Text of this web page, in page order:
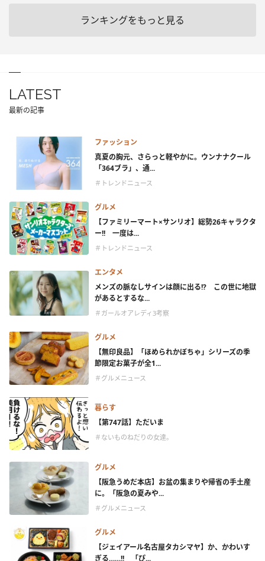
ランキングをもっと見る
LATEST
最新の記事
ファッション
真夏の胸元、さらっと軽やかに。ウンナナクール
「364ブラ」、通...
＃トレンドニュース
グルメ
【ファミリーマート×サンリオ】総勢26キャラクタ
ー!! 一度は...
＃トレンドニュース
エンタメ
メンズの脈なしサインは顔に出る!? この世に地獄
があるとするな...
＃ガールオアレディ3考察
グルメ
【無印良品】「ほめられかぼちゃ」シリーズの季
節限定お菓子が全1...
＃グルメニュース
暮らす
【第747話】ただいま
＃ないものねだりの女達。
グルメ
【阪急うめだ本店】お盆の集まりや帰省の手土産
に。「阪急の夏みや...
＃グルメニュース
グルメ
【ジェイアール名古屋タカシマヤ】か、かわいす
ぎる……!! 「ぴ...